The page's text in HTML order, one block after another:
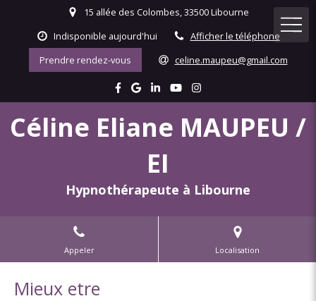
15 allée des Colombes, 33500 Libourne
Indisponible aujourd'hui
Afficher le téléphone
Prendre rendez-vous
celine.maupeu@gmail.com
Céline Eliane MAUPEU /
EI
Hypnothérapeute à Libourne
Appeler Localisation
Mieux etre